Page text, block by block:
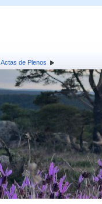
Actas de Plenos